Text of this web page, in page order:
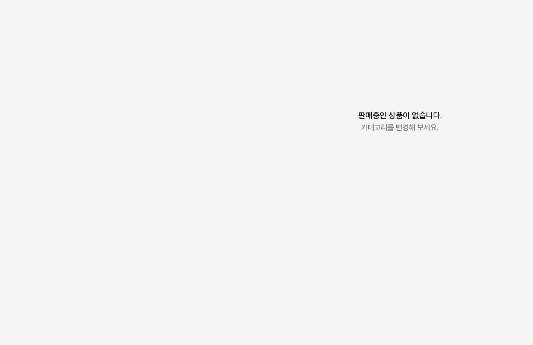
판매중인 상품이 없습니다.
카테고리를 변경해 보세요.